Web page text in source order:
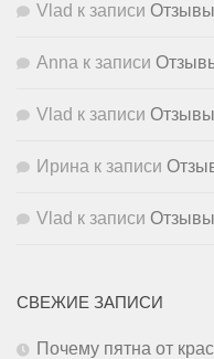
Vlad к записи Отзывы
Anna к записи
Vlad к записи Отзывы
Ирина к записи
Vlad к записи Отзывы
СВЕЖИЕ ЗАПИСИ
Почему пятна от